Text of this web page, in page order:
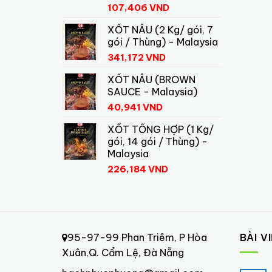
107,406 VND
XỐT NÂU (2 Kg/ gói, 7
gói / Thùng) - Malaysia
341,172 VND
XỐT NÂU (BROWN
SAUCE - Malaysia)
40,941 VND
XỐT TỔNG HỢP (1 Kg/
gói, 14 gói / Thùng) -
Malaysia
226,184 VND
95-97-99 Phan Triêm, P Hòa
Xuân,Q. Cẩm Lệ, Đà Nẵng
BÀI